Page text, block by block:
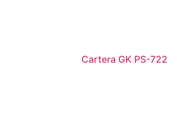
Cartera GK PS-722